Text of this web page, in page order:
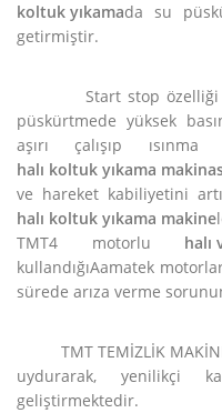
koltuk yıkamada su
getirmiştir.
Start stop özelliği
püskürtmede yüksek
aşırı çalışıp
halı koltuk yıkama
ve hareket kabiliyetini
halı koltuk yıkama makine
TMT4 motorlu halı
kullandığıAamatek
sürede arıza verme
TMT TEMİZLİK
uydurarak, yenilikçi
geliştirmektedir.